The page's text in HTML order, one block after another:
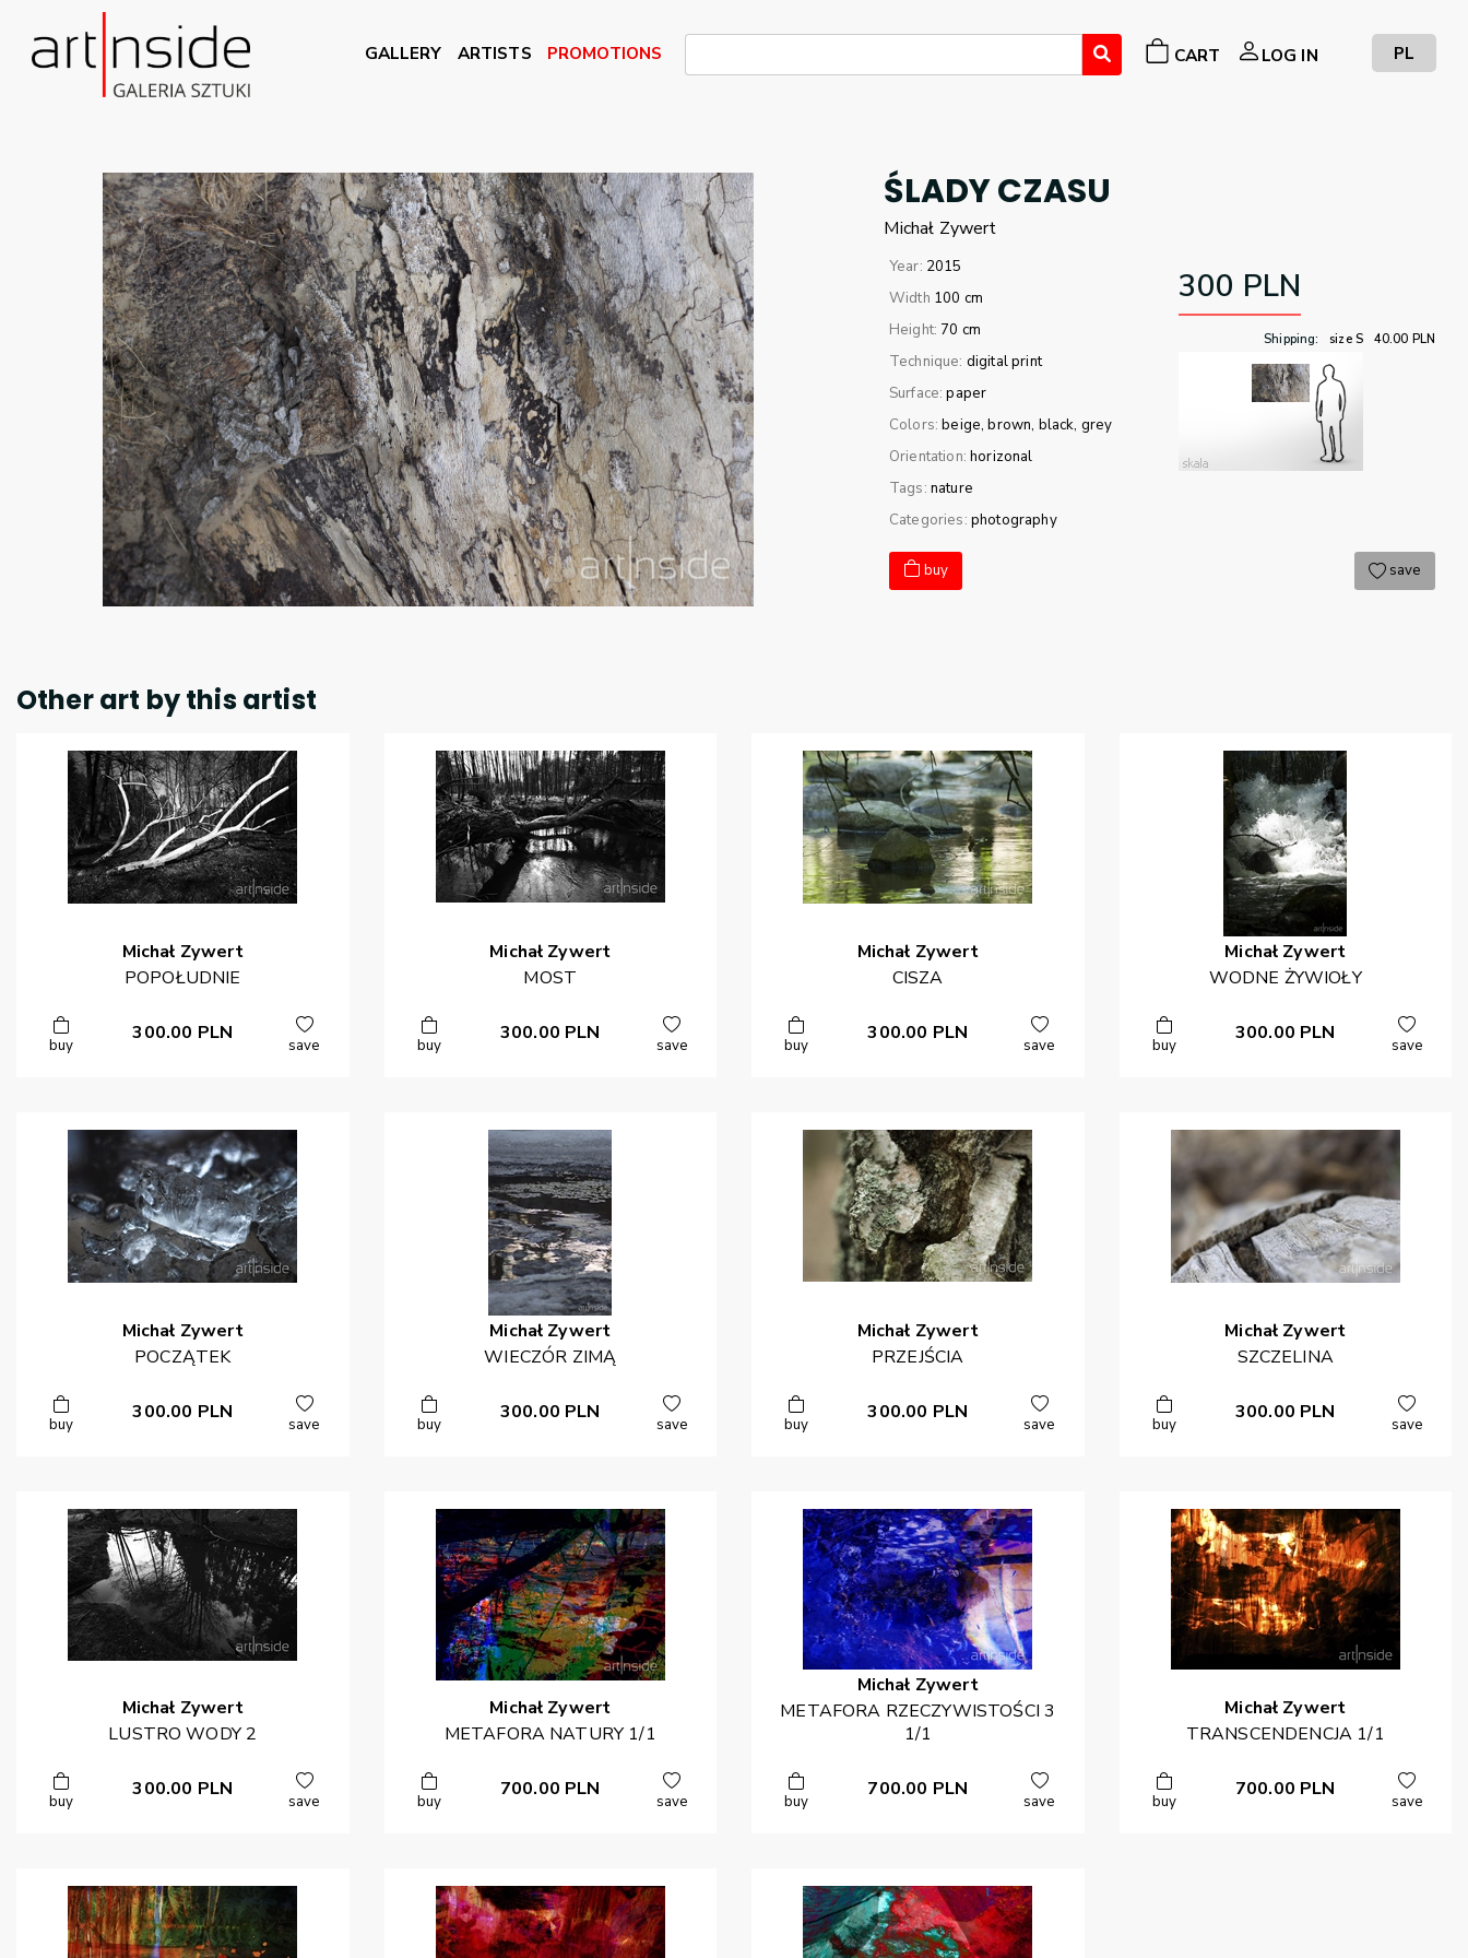
GALLERY ARTISTS PROMOTIONS CART LOG IN PL
ŚLADY CZASU
Michał Zywert
Year: 2015
Width 100 cm
Height: 70 cm
Technique: digital print
Surface:paper
Colors:beige brown black grey
Orientation:horizonal
Tags: nature
Categories: photography
300 PLN
Shipping: size S 40.00 PLN
buy save
Other art by this artist
Michał Zywert
POPOŁUDNIE
buy
300.00 PLN
save
Michał Zywert
MOST
buy
300.00 PLN
save
Michał Zywert
CISZA
buy
300.00 PLN
save
Michał Zywert
WODNE ŻYWIOŁY
buy
300.00 PLN
save
Michał Zywert
POCZĄTEK
buy
300.00 PLN
save
Michał Zywert
WIECZÓR ZIMĄ
buy
300.00 PLN
save
Michał Zywert
PRZEJŚCIA
buy
300.00 PLN
save
Michał Zywert
SZCZELINA
buy
300.00 PLN
save
Michał Zywert
LUSTRO WODY 2
buy
300.00 PLN
save
Michał Zywert
METAFORA NATURY 1/1
buy
700.00 PLN
save
Michał Zywert
METAFORA RZECZYWISTOŚCI 3
1/1
buy
700.00 PLN
save
Michał Zywert
TRANSCENDENCJA 1/1
buy
700.00 PLN
save